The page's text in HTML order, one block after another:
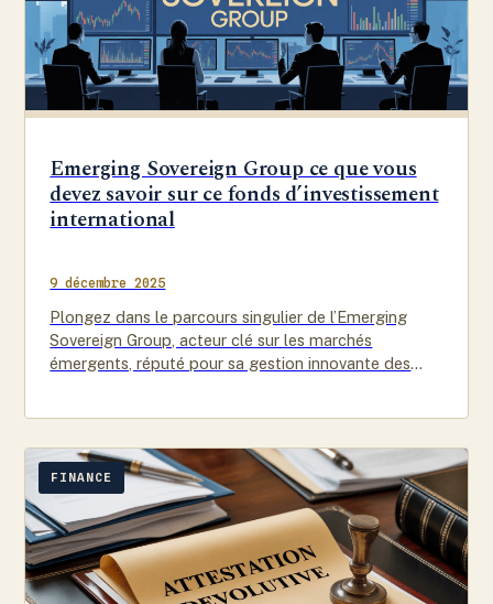
Emerging Sovereign Group ce que vous
devez savoir sur ce fonds d’investissement
international
9 décembre 2025
Plongez dans le parcours singulier de l’Emerging
Sovereign Group, acteur clé sur les marchés
émergents, réputé pour sa gestion innovante des
FINANCE